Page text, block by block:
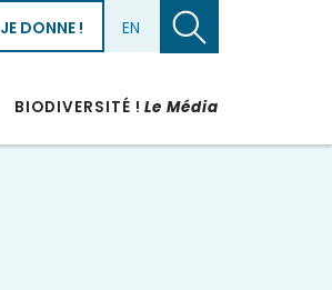
JE DONNE ! EN
BIODIVERSITÉ !Le Média